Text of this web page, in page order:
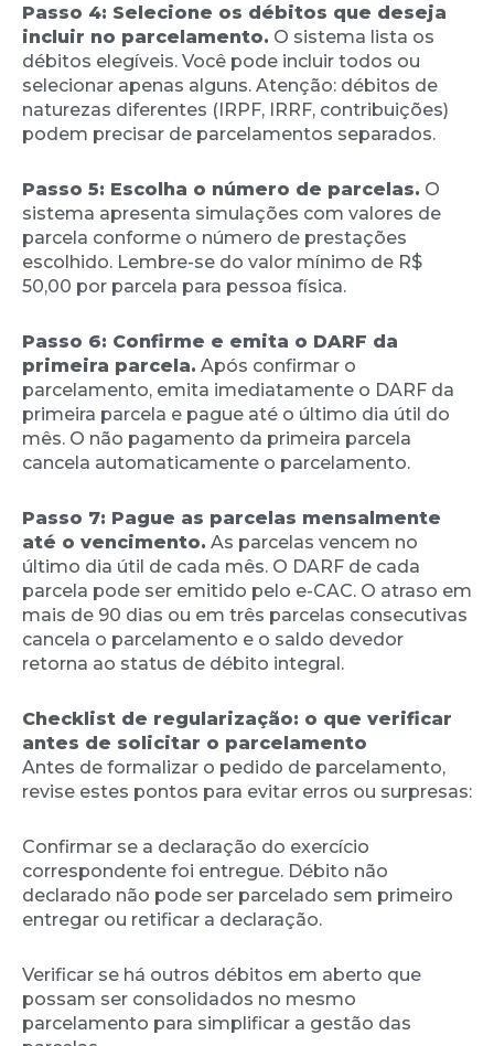
Passo 4: Selecione os débitos que deseja
incluir no parcelamento. O sistema lista os
débitos elegíveis. Você pode incluir todos ou
selecionar apenas alguns. Atenção: débitos de
naturezas diferentes (IRPF, IRRF, contribuições)
podem precisar de parcelamentos separados.
Passo 5: Escolha o número de parcelas. O
sistema apresenta simulações com valores de
parcela conforme o número de prestações
escolhido. Lembre-se do valor mínimo de R$
50,00 por parcela para pessoa física.
Passo 6: Confirme e emita o DARF da
primeira parcela. Após confirmar o
parcelamento, emita imediatamente o DARF da
primeira parcela e pague até o último dia útil do
mês. O não pagamento da primeira parcela
cancela automaticamente o parcelamento.
Passo 7: Pague as parcelas mensalmente
até o vencimento. As parcelas vencem no
último dia útil de cada mês. O DARF de cada
parcela pode ser emitido pelo e-CAC. O atraso em
mais de 90 dias ou em três parcelas consecutivas
cancela o parcelamento e o saldo devedor
retorna ao status de débito integral.
Checklist de regularização: o que verificar
antes de solicitar o parcelamento
Antes de formalizar o pedido de parcelamento,
revise estes pontos para evitar erros ou surpresas:
Confirmar se a declaração do exercício
correspondente foi entregue. Débito não
declarado não pode ser parcelado sem primeiro
entregar ou retificar a declaração.
Verificar se há outros débitos em aberto que
possam ser consolidados no mesmo
parcelamento para simplificar a gestão das